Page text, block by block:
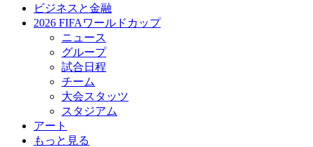
ビジネスと金融
2026 FIFAワールドカップ
ニュース
グループ
試合日程
チーム
大会スタッツ
スタジアム
アート
もっと見る